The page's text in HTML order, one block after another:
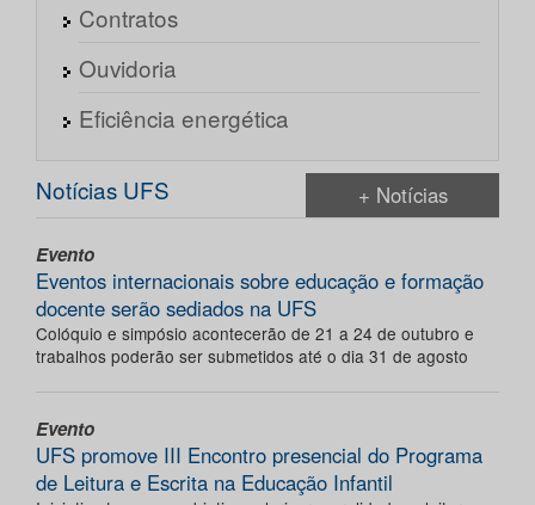
Contratos
Ouvidoria
Eficiência energética
Notícias UFS + Notícias
Evento
Eventos internacionais sobre educação e formação
docente serão sediados na UFS
Colóquio e simpósio acontecerão de 21 a 24 de outubro e
trabalhos poderão ser submetidos até o dia 31 de agosto
Evento
UFS promove III Encontro presencial do Programa
de Leitura e Escrita na Educação Infantil